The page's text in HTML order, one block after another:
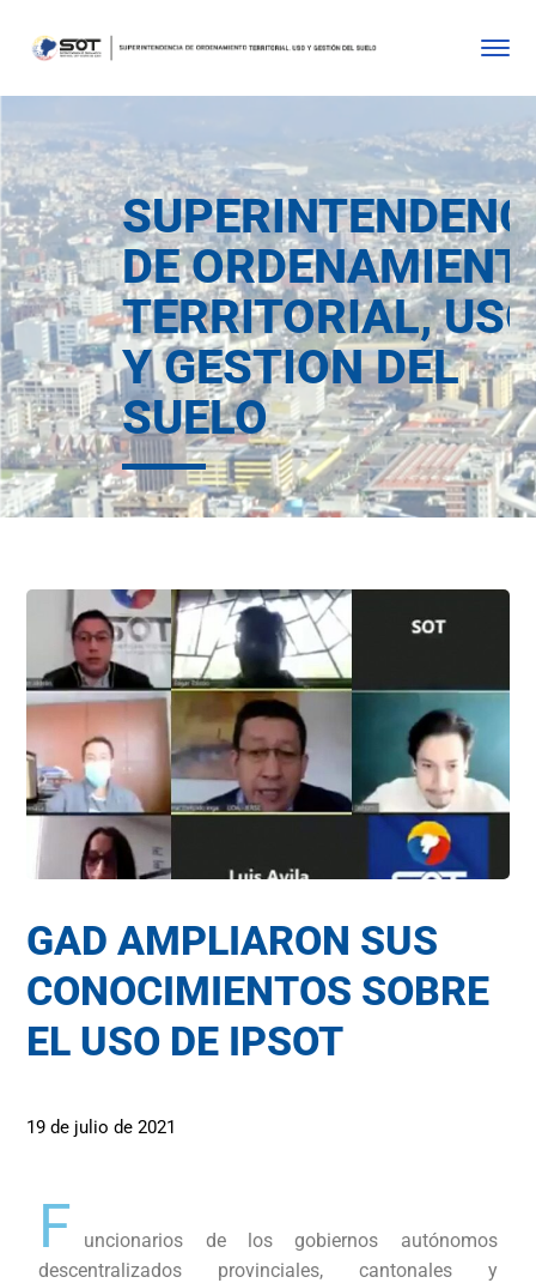
DE
TERRITORIAL,
Y GESTION DEL
SUELO
GAD AMPLIARON SUS
CONOCIMIENTOS SOBRE
EL USO DE IPSOT
19 de julio de 2021
F
uncionarios de los gobiernos autónomos
descentralizados provinciales, cantonales y